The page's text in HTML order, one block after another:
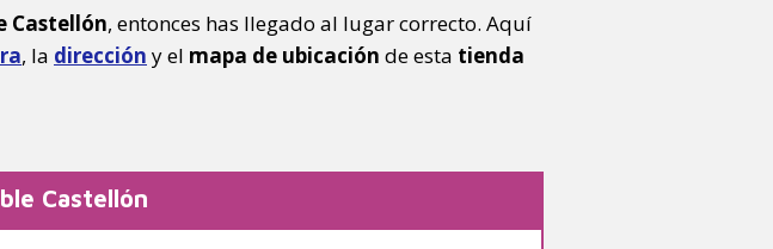
Castellón, entonces has llegado al lugar correcto. Aquí
, la dirección y el mapa de ubicación de esta tienda
Castellón